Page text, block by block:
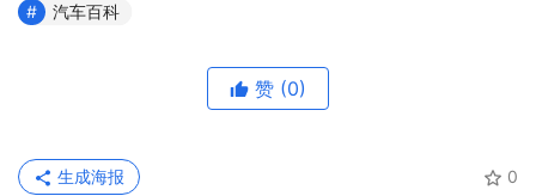
汽车百科
赞 (0)
0
生成海报